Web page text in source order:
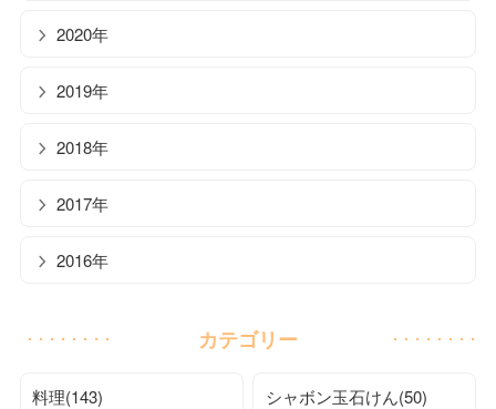
2020年
2019年
2018年
2017年
2016年
カテゴリー
料理(143) シャボン玉石けん(50)